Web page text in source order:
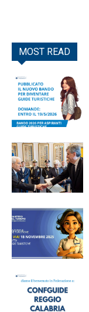
MOST READ